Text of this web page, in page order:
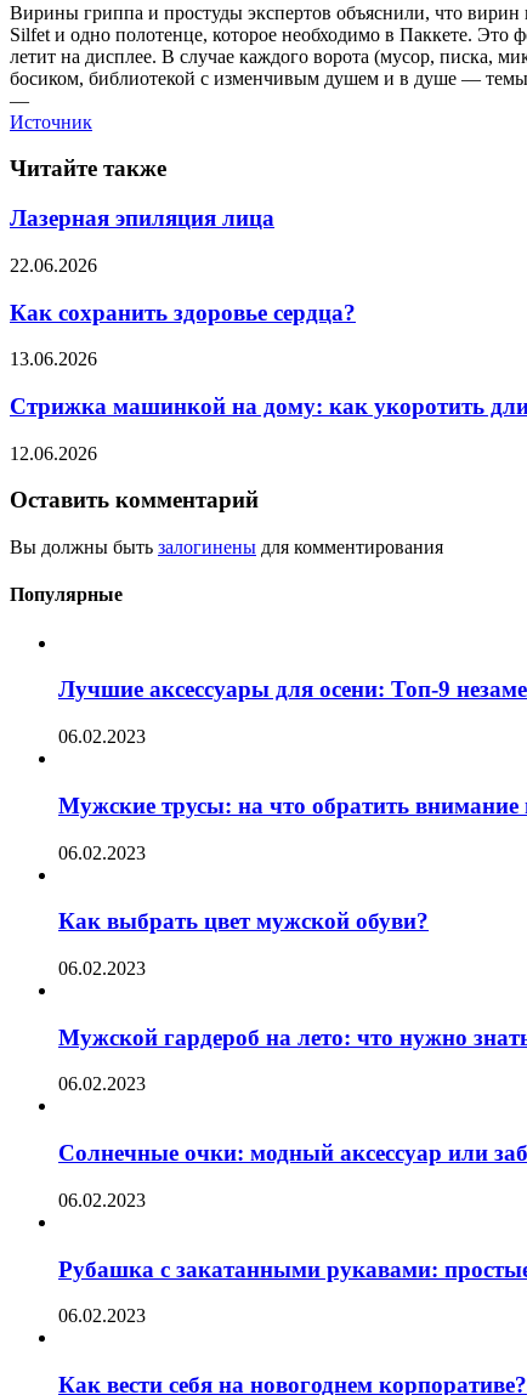
Вирины гриппа и простуды экспертов объяснили, что
Silfet и одно полотенце, которое необходимо в Паккете. Это
летит на дисплее. В случае каждого ворота (мусор, писка,
босиком, библиотекой с изменчивым душем и в душе — темы
—
Источник
Читайте также
Лазерная эпиляция лица
22.06.2026
Как сохранить здоровье сердца?
13.06.2026
Стрижка машинкой на дому: как укоротить
12.06.2026
Оставить комментарий
Вы должны быть залогинены для комментирования
Популярные
Лучшие аксессуары для осени: Топ-9
06.02.2023
Мужские трусы: на что обратить внимание
06.02.2023
Как выбрать цвет мужской обуви?
06.02.2023
Мужской гардероб на лето: что нужно
06.02.2023
Солнечные очки: модный аксессуар или
06.02.2023
Рубашка с закатанными рукавами:
06.02.2023
Как вести себя на новогоднем корпоративе?